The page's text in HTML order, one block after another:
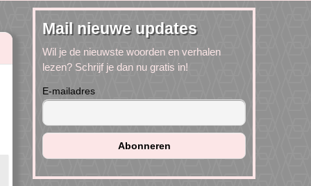
Mail nieuwe updates
Wil je de nieuwste woorden en verhalen
lezen? Schrijf je dan nu gratis in!
E-mailadres